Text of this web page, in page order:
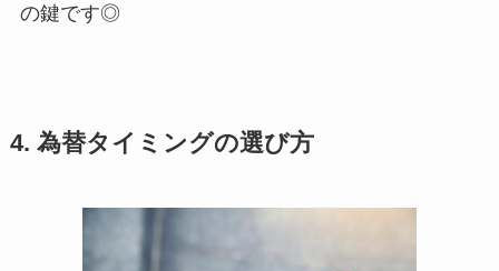
の鍵です◎
4. 為替タイミングの選び方